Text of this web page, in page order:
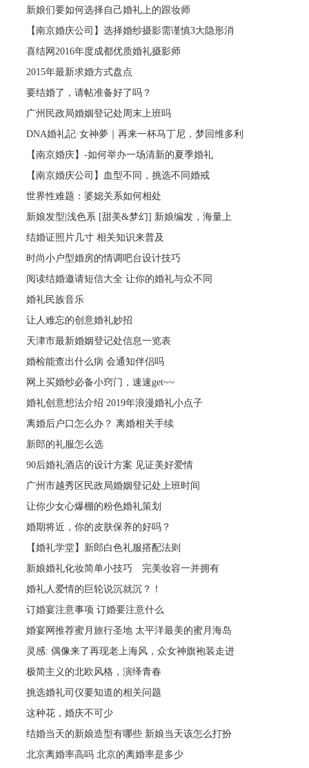
新娘们要如何选择自己婚礼上的跟妆师
【南京婚庆公司】选择婚纱摄影需谨慎3大隐形消
喜结网2016年度成都优质婚礼摄影师
2015年最新求婚方式盘点
要结婚了，请帖准备好了吗？
广州民政局婚姻登记处周末上班吗
DNA婚礼記·女神夢｜再来一杯马丁尼，梦回维多利
【南京婚庆】-如何举办一场清新的夏季婚礼
【南京婚庆公司】血型不同，挑选不同婚戒
世界性难题：婆媳关系如何相处
新娘发型|浅色系 [甜美&梦幻] 新娘编发，海量上
结婚证照片几寸 相关知识来普及
时尚小户型婚房的情调吧台设计技巧
阅读结婚邀请短信大全 让你的婚礼与众不同
婚礼民族音乐
让人难忘的创意婚礼妙招
天津市最新婚姻登记处信息一览表
婚检能查出什么病 会通知伴侣吗
网上买婚纱必备小窍门，速速get~~
婚礼创意想法介绍 2019年浪漫婚礼小点子
离婚后户口怎么办？ 离婚相关手续
新郎的礼服怎么选
90后婚礼酒店的设计方案 见证美好爱情
广州市越秀区民政局婚姻登记处上班时间
让你少女心爆棚的粉色婚礼策划
婚期将近，你的皮肤保养的好吗？
【婚礼学堂】新郎白色礼服搭配法则
新娘婚礼化妆简单小技巧 完美妆容一并拥有
婚礼人爱情的巨轮说沉就沉？！
订婚宴注意事项 订婚要注意什么
婚宴网推荐蜜月旅行圣地 太平洋最美的蜜月海岛
灵感: 偶像来了再现老上海风，众女神旗袍装走进
极简主义的北欧风格，演绎青春
挑选婚礼司仪要知道的相关问题
这种花，婚庆不可少
结婚当天的新娘造型有哪些 新娘当天该怎么打扮
北京离婚率高吗 北京的离婚率是多少